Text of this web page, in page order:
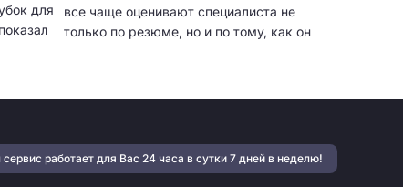
для
все чаще оценивают специалиста не
только по резюме, но и по тому, как он
быстрее находить проекты, получать
предложения о сотрудничестве и
работает для Вас 24 часа в сутки 7 дней в неделю!